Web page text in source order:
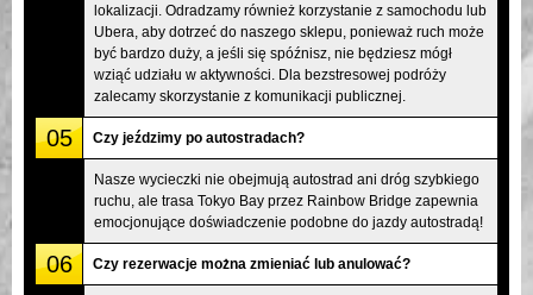
lokalizacji. Odradzamy również korzystanie z samochodu lub
Ubera, aby dotrzeć do naszego sklepu, ponieważ ruch może
być bardzo duży, a jeśli się spóźnisz, nie będziesz mógł
wziąć udziału w aktywności. Dla bezstresowej podróży
zalecamy skorzystanie z komunikacji publicznej.
05 Czy jeździmy po autostradach?
Nasze wycieczki nie obejmują autostrad ani dróg szybkiego
ruchu, ale trasa Tokyo Bay przez Rainbow Bridge zapewnia
emocjonujące doświadczenie podobne do jazdy autostradą!
06 Czy rezerwacje można zmieniać lub anulować?